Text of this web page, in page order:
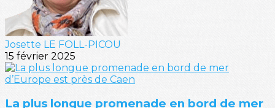
Josette LE FOLL-PICOU
15 février 2025
La plus longue promenade en bord de mer